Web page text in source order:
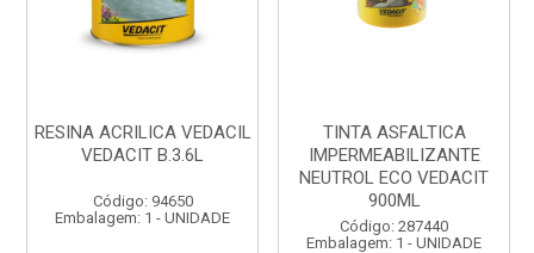
RESINA ACRILICA VEDACIL
VEDACIT B.3.6L
Código: 94650
Embalagem: 1 - UNIDADE
TINTA ASFALTICA
IMPERMEABILIZANTE
NEUTROL ECO VEDACIT
900ML
Código: 287440
Embalagem: 1 - UNIDADE